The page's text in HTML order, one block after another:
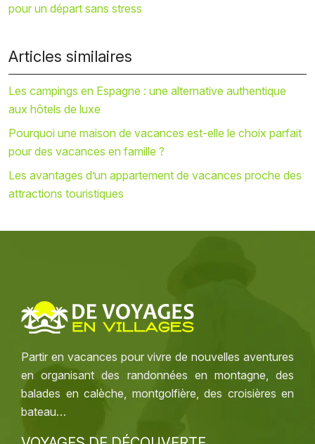
pour un départ sans stress
Articles similaires
Les campings en Espagne : une alternative authentique
aux hôtels de luxe
Pourquoi une maison de vacances est-elle le choix parfait
pour des vacances en famille ?
Les avantages d’un appartement de vacances proche des
attractions touristiques
Partir en vacances pour vivre de nouvelles aventures
en organisant des randonnées en montagne, des
balades en calèche, montgolfière, des croisières en
bateau…